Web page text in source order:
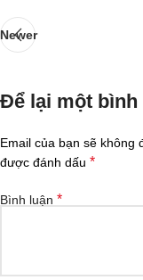
Newer
Để lại một bình
Email của bạn sẽ không
được đánh dấu *
Bình luận *